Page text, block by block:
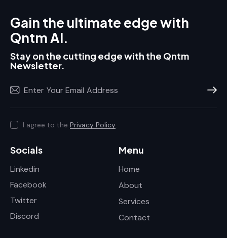
Gain the ultimate edge with
Qntm AI.
Stay on the cutting edge with the Qntm
Newsletter.
I agree to the Privacy Policy
Socials
Linkedin
Facebook
Twitter
Discord
Menu
Home
About
Services
Contact